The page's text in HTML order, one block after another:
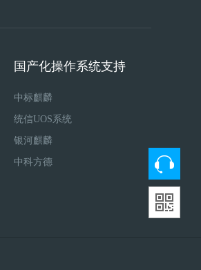
国产化操作系统支持
中标麒麟
统信UOS系统
银河麒麟
中科方德